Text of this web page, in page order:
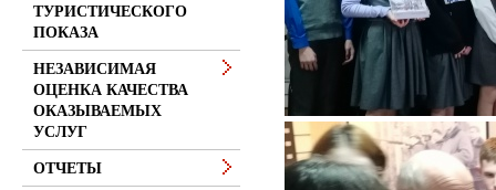
ТУРИСТИЧЕСКОГО
ПОКАЗА
НЕЗАВИСИМАЯ
ОЦЕНКА КАЧЕСТВА
ОКАЗЫВАЕМЫХ
УСЛУГ
ОТЧЕТЫ